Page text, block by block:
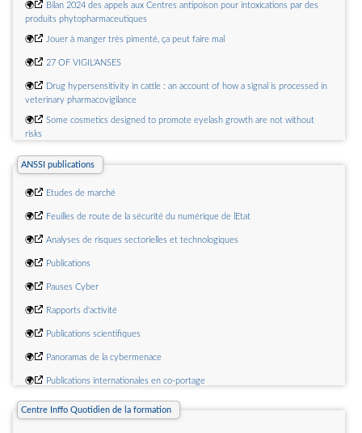
des infrastructures d
TH-101, BAR-TH-148, BAR-TH-162 et BAR-TH-168 et modifiant la bonification
🌍
Bilan 2024 des appels aux Centres antipoison pour intoxications par des
produits phytopharmaceutiques
🌍 Jouer à manger très pimenté, ça peut faire mal
🌍 27 OF VIGIL'ANSES
🌍
Drug hypersensitivity in cattle : an account of how a signal is processed in
veterinary pharmacovigilance
🌍
Some cosmetics designed to promote eyelash growth are not without
risks
🌍
Carbon monoxide poisoning in the workplace : combustion-powered tools
primarily responsible
🌍 Monitoring the acute adverse effects of vector control
ANSSI publications
🌍 Etudes de marché
🌍 Feuilles de route de la sécurité du numérique de lEtat
🌍 Analyses de risques sectorielles et technologiques
🌍 Publications
🌍 Pauses Cyber
🌍 Rapports d'activité
🌍 Publications scientifiques
🌍 Panoramas de la cybermenace
🌍 Publications internationales en co-portage
Centre Inffo Quotidien de la formation